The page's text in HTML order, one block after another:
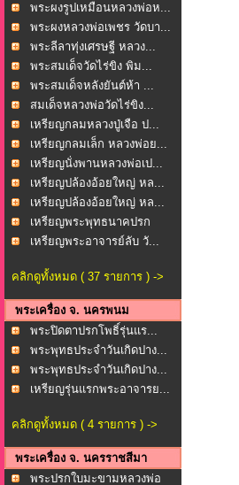
พระผงรูปเหมือนหลวงพ่อห...
พระผงหลวงพ่อเพชร วัดบา...
พระลีลาทุ่งเศรษฐี หลวง...
พระสมเด็จวัดไร่ขิง พิม...
พระสมเด็จหลังยันต์ห้า ...
สมเด็จหลวงพ่อวัดไร่ขิง...
เหรียญกลมหลวงปู่เจือ ป...
เหรียญกลมเล็ก หลวงพ่อย...
เหรียญนั่งพานหลวงพ่อเป...
เหรียญปล้องอ้อยใหญ่ หล...
เหรียญปล้องอ้อยใหญ่ หล...
เหรียญพระพุทธนาคปรก
หลั... เหรียญพระอาจารย์ลับ วั...
คลิกดูทั้งหมด ( 37 รายการ ) ->
พระเครื่อง จ. นครพนม
พระปิดตาปรกโพธิ์รุ่นแร...
พระพุทธประจำวันเกิดปาง...
พระพุทธประจำวันเกิดปาง...
เหรียญรุ่นแรกพระอาจารย...
คลิกดูทั้งหมด ( 4 รายการ ) ->
พระเครื่อง จ. นครราชสีมา
พระปรกใบมะขามหลวงพ่อ